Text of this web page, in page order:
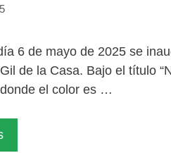
6 de mayo de 2025 se
de la Casa. Bajo el título
el color es …